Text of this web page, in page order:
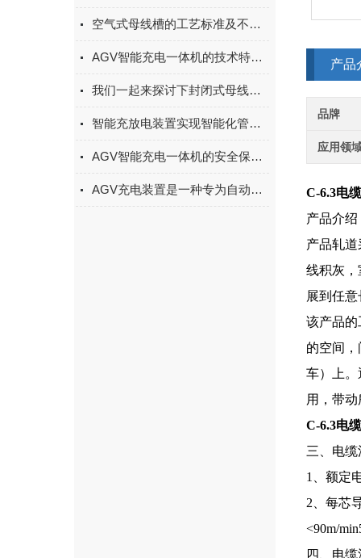
空气式母线槽的工艺标准及不同部分的安装
AGV智能充电一体机的技术特点与使用价值
我们一起来探讨下封闭式母线槽要怎么安装呢
智能充放电装置实现智能化管理和控制蓄电池的充放电过程
AGV智能充电一体机的安全保护机制与故障诊断方法
AGV充电装置是一种专为自动导引车（AGV）提供电能的设备
产品
品牌
应用领
C-6.3电
产品介绍
产品轧
线积灰，
展到任
该产品的
的空间
车）上。
用，带
C-6.3电
三、电
1、额定
2、每芯
<90m/
四、电